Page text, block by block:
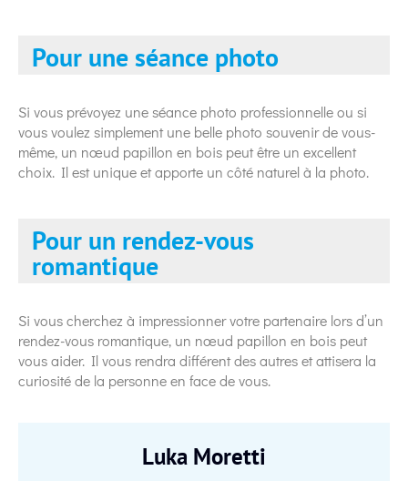
Pour une séance photo
Si vous prévoyez une séance photo professionnelle ou si
vous voulez simplement une belle photo souvenir de vous-
même, un nœud papillon en bois peut être un excellent
choix. Il est unique et apporte un côté naturel à la photo.
Pour un rendez-vous
romantique
Si vous cherchez à impressionner votre partenaire lors d’un
rendez-vous romantique, un nœud papillon en bois peut
vous aider. Il vous rendra différent des autres et attisera la
curiosité de la personne en face de vous.
Luka Moretti